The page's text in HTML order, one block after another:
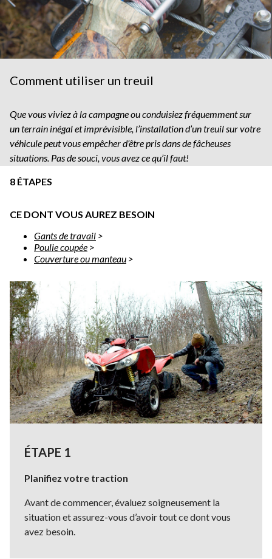
Comment utiliser un treuil
Que vous viviez à la campagne ou conduisiez fréquemment sur
un terrain inégal et imprévisible, l’installation d’un treuil sur votre
véhicule peut vous empêcher d’être pris dans de fâcheuses
situations. Pas de souci, vous avez ce qu’il faut!
8 ÉTAPES
CE DONT VOUS AUREZ BESOIN
Gants de travail >
Poulie coupée >
Couverture ou manteau >
ÉTAPE 1
Planifiez votre traction
Avant de commencer, évaluez soigneusement la
situation et assurez-vous d’avoir tout ce dont vous
avez besoin.